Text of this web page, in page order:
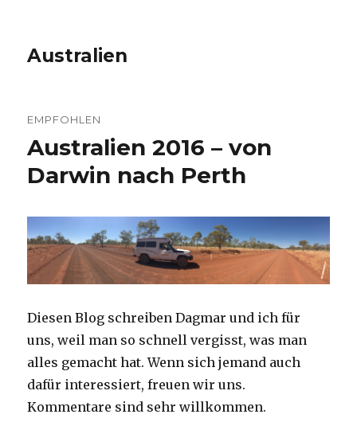
Australien
EMPFOHLEN
Australien 2016 – von
Darwin nach Perth
Diesen Blog schreiben Dagmar und ich für
uns, weil man so schnell vergisst, was man
alles gemacht hat. Wenn sich jemand auch
dafür interessiert, freuen wir uns.
Kommentare sind sehr willkommen.